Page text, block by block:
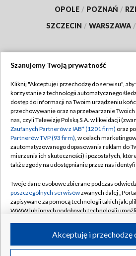
OPOLE / POZNAŃ /
SZCZECIN / WARSZAWA /
TVP
Abonament TVP
Emisja w TVP
Centrum informacji TVP
Naziemna Telewizja Cyfrowa
Rada Programowa
System NOS
Informacje o nadawcy
Program dla prasy
Regulamin
Polityka
Moje zgody
Pomoc
Kontakt
Kanały
©2026 Telewizja Polska
Szanujemy Twoją prywatność
Kliknij "Akceptuję i przechodzę do serwisu", aby
korzystanie z technologii automatycznego
dostęp do informacji na Twoim urządzeniu
przechowywanie oraz na przetwarzanie
nas, czyli Telewizję Polską S.A. w likwidacji
Zaufanych Partnerów z IAB* (1201 firm) oraz
Partnerów TVP (93 firm), w celach
zautomatyzowanego dopasowania reklam do
mierzenia ich skuteczności) i pozostałych,
także zgody na udostępnianie przez nas
Twoje dane osobowe zbierane podczas
poszczególnych serwisówzwanych dalej
zapisywane za pomocą technologii takich jak:
WWW lub innych podobnych technologii
ruchu w Internecie.Akceptuję i przechodzę